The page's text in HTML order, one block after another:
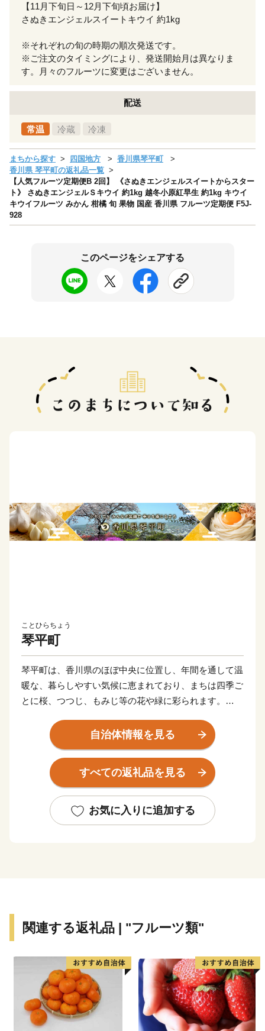
【11月下旬日～12月下旬頃お届け】
さぬきエンジェルスイートキウイ 約1kg
※それぞれの旬の時期の順次発送です。
※ご注文のタイミングにより、発送開始月は異なりま
す。月々のフルーツに変更はございません。
配送
常温 冷蔵 冷凍
まちから探す 四国地方
香川県琴平町
香川県 琴平町の返礼品一覧
【人気フルーツ定期便B 2回】 《さぬきエンジェルスイートからスター
ト》 さぬきエンジェルＳキウイ 約1kg 越冬小原紅早生 約1kg キウイ
キウイフルーツ みかん 柑橘 旬 果物 国産 香川県 フルーツ定期便 F5J-
928
このページをシェアする
ことひらちょう
琴平町
琴平町は、香川県のほぼ中央に位置し、年間を通して温
暖な、暮らしやすい気候に恵まれており、まちは四季ご
とに桜、つつじ、もみじ等の花や緑に彩られます。
前町として栄えてきた歴史と文化があり、そうした歴史
に彩られた名所旧跡を訪ねる観光客を国内外より年間約
250万人以上集める四国を代表する観光地でもありま
を感じるまち」を基本理念として掲げ、住民はもとより
訪れるすべての人々がずっと住みたい、住んでみたいと
自治体情報を見る
すべての返礼品を見る
お気に入りに追加する
関連する返礼品 | "フルーツ類"